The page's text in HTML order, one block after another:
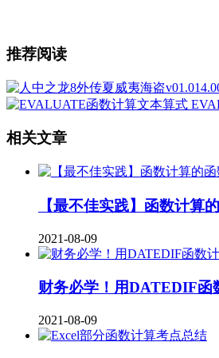
推荐阅读
相关文章
【最不佳实践】函数计算
2021-08-09
财务必学！用DATEDIF函
2021-08-09